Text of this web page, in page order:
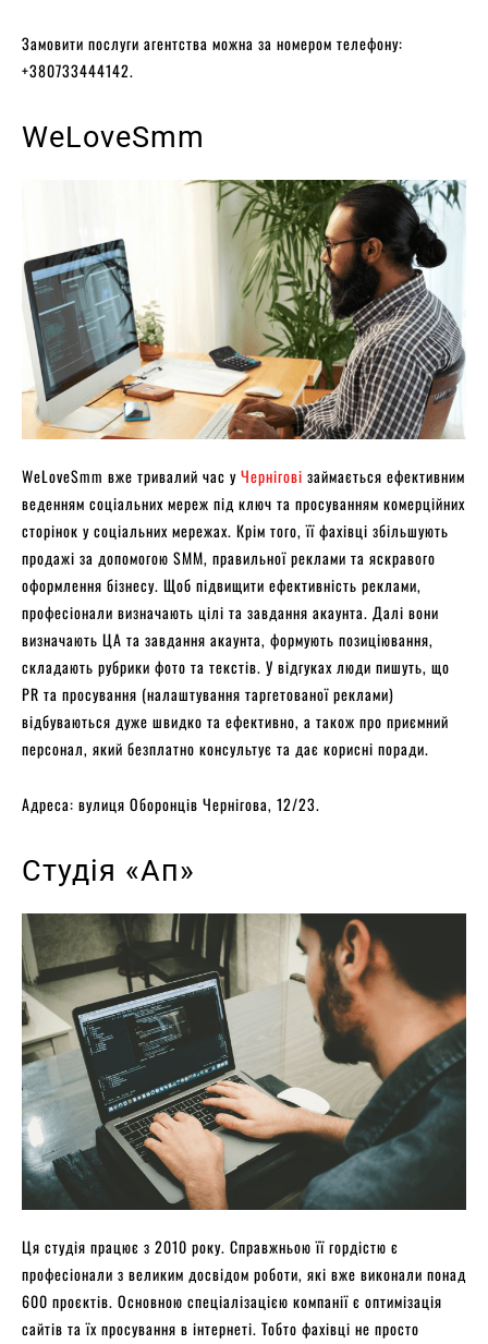
Замовити послуги агентства можна за номером телефону:
+380733444142.
WeLoveSmm
WeLoveSmm вже тривалий час уЧернігові займається ефективним
веденням соціальних мереж під ключ та просуванням комерційних
сторінок у соціальних мережах. Крім того, її фахівці збільшують
продажі за допомогою SMM, правильної реклами та яскравого
оформлення бізнесу. Щоб підвищити ефективність реклами,
професіонали визначають цілі та завдання акаунта. Далі вони
визначають ЦА та завдання акаунта, формують позиціювання,
складають рубрики фото та текстів. У відгуках люди пишуть, що
PR та просування (налаштування таргетованої реклами)
відбуваються дуже швидко та ефективно, а також про приємний
персонал, який безплатно консультує та дає корисні поради.
Адреса: вулиця Оборонців Чернігова, 12/23.
Студія «Ап»
Ця студія працює з 2010 року. Справжньою її гордістю є
професіонали з великим досвідом роботи, які вже виконали понад
600 проєктів. Основною спеціалізацією компанії є оптимізація
сайтів та їх просування в інтернеті. Тобто фахівці не просто